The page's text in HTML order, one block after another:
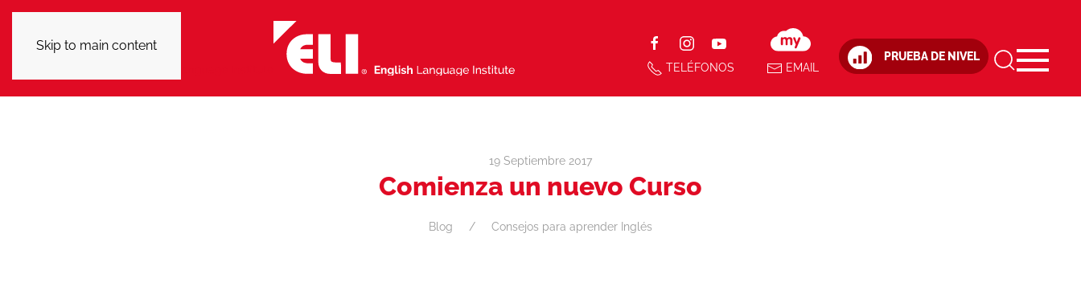
Skip to main content
TELÉFONOS EMAIL
PRUEBA DE NIVEL
19 Septiembre 2017
Comienza un nuevo Curso
Blog Consejos para aprender Inglés